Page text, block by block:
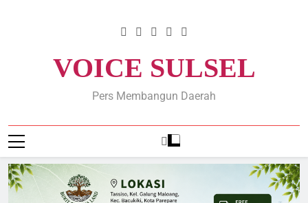
VOICE SULSEL
Pers Membangun Daerah